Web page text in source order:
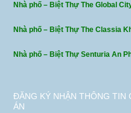
Nhà phố – Biệt Thự The Global
Nhà phố – Biệt Thự The Classia
Nhà phố – Biệt Thự Senturia An
ĐĂNG KÝ NHẬN THÔNG TIN
ÁN